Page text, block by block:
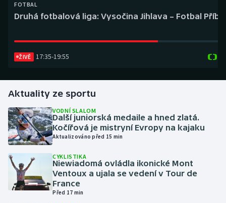
Golf
Gymnastika
Házená
Jezdectví
Judo
FOTBAL
Druhá fotbalová liga: Vysočina Jihlava – Fotbal
ŽIVĚ 17:35-19:55
Aktuality ze sportu
VODNÍ SLALOM
Další juniorská medaile a hned zlatá.
Kočířová je mistryní Evropy na kajaku
Aktualizováno před 15 min
CYKLISTIKA
Niewiadomá ovládla ikonické Mont
Ventoux a ujala se vedení v Tour de
France
Před 17 min